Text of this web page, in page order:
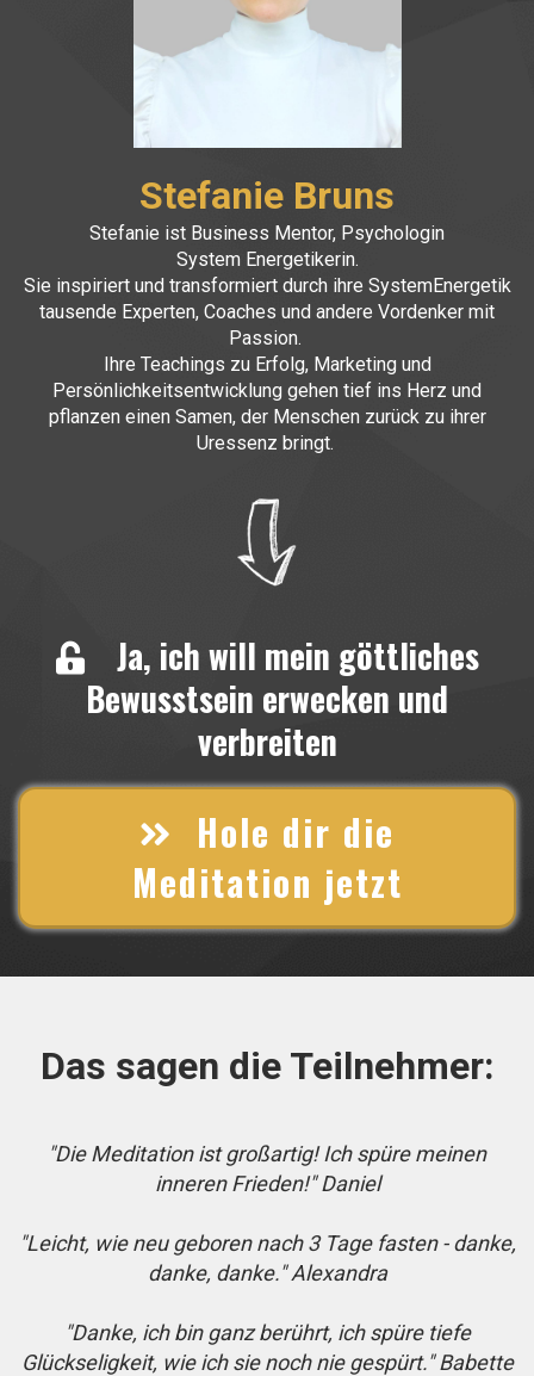
Stefanie Bruns
Stefanie ist Business Mentor, Psychologin
System Energetikerin.
Sie inspiriert und transformiert durch ihre SystemEnergetik
tausende Experten, Coaches und andere Vordenker mit
Passion.
Ihre Teachings zu Erfolg, Marketing und
Persönlichkeitsentwicklung gehen tief ins Herz und
pflanzen einen Samen, der Menschen zurück zu ihrer
Uressenz bringt.
Ja, ich will mein göttliches
Bewusstsein erwecken und
verbreiten
Hole dir die
Meditation jetzt
Das sagen die Teilnehmer:
"Die Meditation ist großartig! Ich spüre meinen
inneren Frieden!" Daniel
"Leicht, wie neu geboren nach 3 Tage fasten - danke,
danke, danke." Alexandra
"Danke, ich bin ganz berührt, ich spüre tiefe
Glückseligkeit, wie ich sie noch nie gespürt." Babette